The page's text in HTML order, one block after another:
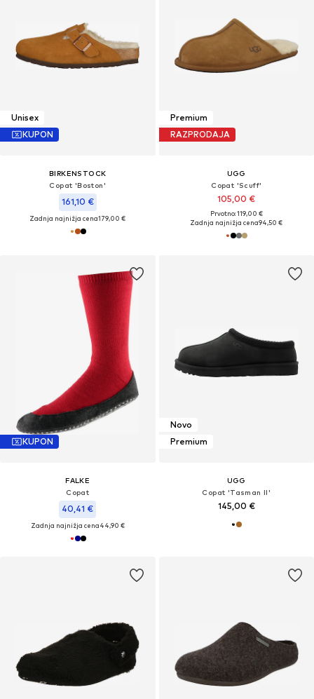
Unisex
KUPON
BIRKENSTOCK
Copat 'Boston'
161,10 €
Zadnja najnižja cena179,00 €
Premium
RAZPRODAJA
UGG
Copat 'Scuff'
105,00 €
Prvotno: 119,00 €
Zadnja najnižja cena94,50 €
KUPON
FALKE
Copat
40,41 €
Zadnja najnižja cena44,90 €
Novo
Premium
UGG
Copat 'Tasman II'
145,00 €